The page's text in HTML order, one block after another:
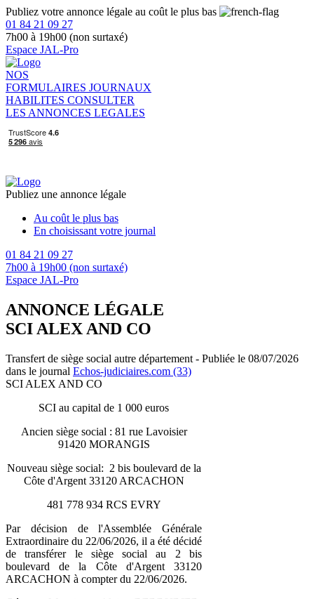
Publiez votre annonce légale au coût le plus bas
01 84 21 09 27
7h00 à 19h00 (non surtaxé)
Espace JAL-Pro
NOS
FORMULAIRES JOURNAUX
HABILITES CONSULTER
LES ANNONCES LEGALES
Publiez une annonce légale
Au coût le plus bas
En choisissant votre journal
01 84 21 09 27
7h00 à 19h00 (non surtaxé)
Espace JAL-Pro
ANNONCE LÉGALE
SCI ALEX AND CO
Transfert de siège social autre département - Publiée le 08/07/2026
dans le journal Echos-judiciaires.com (33)
SCI ALEX AND CO
SCI au capital de 1 000 euros
Ancien siège social : 81 rue Lavoisier
91420 MORANGIS
Nouveau siège social: 2 bis boulevard de la
Côte d'Argent 33120 ARCACHON
481 778 934 RCS EVRY
Par décision de l'Assemblée Générale
Extraordinaire du 22/06/2026, il a été décidé
de transférer le siège social au 2 bis
boulevard de la Côte d'Argent 33120
ARCACHON à compter du 22/06/2026.